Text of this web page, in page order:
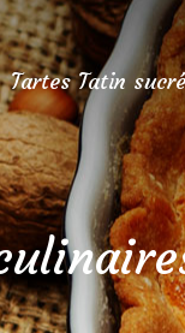
Tartes Tatin